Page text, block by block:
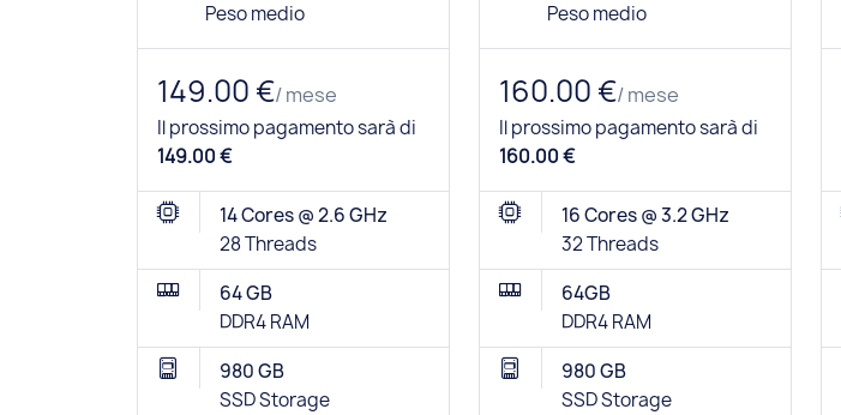
Peso medio
149.00 €/ mese
Il prossimo pagamento sarà di
149.00 €
14 Cores @ 2.6 GHz
28 Threads
64 GB
DDR4 RAM
980 GB
SSD Storage
Peso medio
160.00 €/ mese
Il prossimo pagamento sarà di
160.00 €
16 Cores @ 3.2 GHz
32 Threads
64GB
DDR4 RAM
980 GB
SSD Storage